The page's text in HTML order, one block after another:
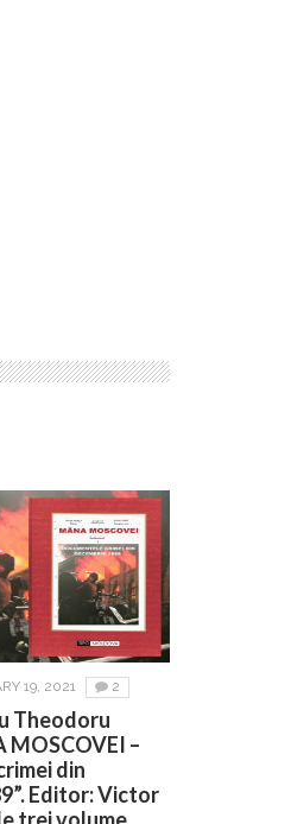
19, 2021 2
Theodoru
MOSCOVEI –
din
Editor: Victor